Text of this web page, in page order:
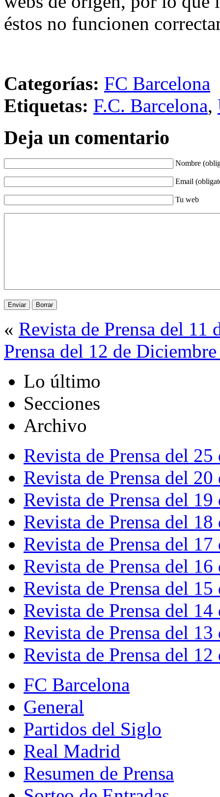
éstos no funcionen
Categorías: FC Barcelona
Etiquetas: F.C. Barcelona,
Deja un comentario
Nombre
Email
Tu web
« Revista de Prensa del 11
Prensa del 12 de
Lo último
Secciones
Archivo
Revista de Prensa del
Revista de Prensa del
Revista de Prensa del
Revista de Prensa del
Revista de Prensa del
Revista de Prensa del
Revista de Prensa del
Revista de Prensa del
Revista de Prensa del
Revista de Prensa del
FC Barcelona
General
Partidos del Siglo
Real Madrid
Resumen de Prensa